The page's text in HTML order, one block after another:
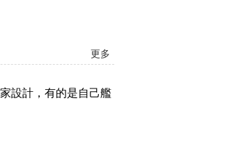
更多
設計，有的是自己艦